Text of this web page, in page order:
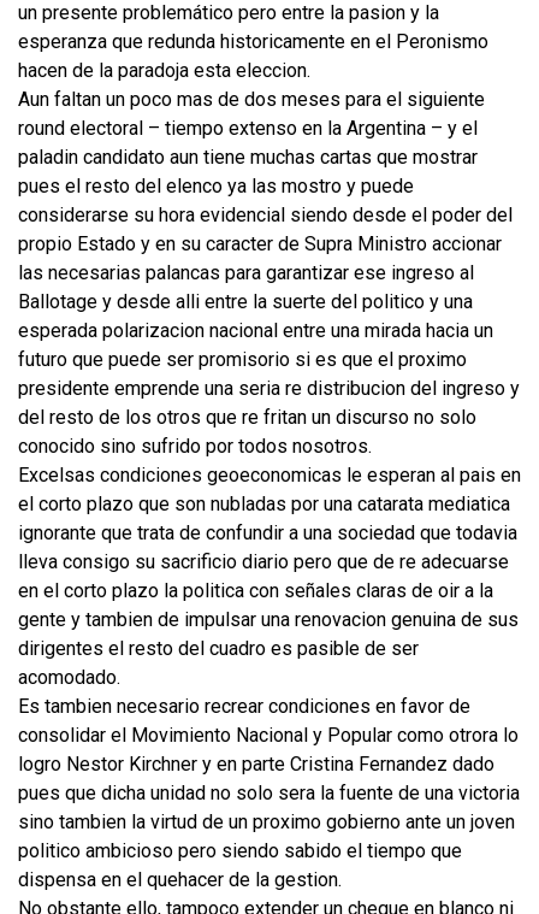
un presente problemático pero entre la pasion y la
esperanza que redunda historicamente en el Peronismo
hacen de la paradoja esta eleccion.
Aun faltan un poco mas de dos meses para el siguiente
round electoral – tiempo extenso en la Argentina – y el
paladin candidato aun tiene muchas cartas que mostrar
pues el resto del elenco ya las mostro y puede
considerarse su hora evidencial siendo desde el poder del
propio Estado y en su caracter de Supra Ministro accionar
las necesarias palancas para garantizar ese ingreso al
Ballotage y desde alli entre la suerte del politico y una
esperada polarizacion nacional entre una mirada hacia un
futuro que puede ser promisorio si es que el proximo
presidente emprende una seria re distribucion del ingreso y
del resto de los otros que re fritan un discurso no solo
conocido sino sufrido por todos nosotros.
Excelsas condiciones geoeconomicas le esperan al pais en
el corto plazo que son nubladas por una catarata mediatica
ignorante que trata de confundir a una sociedad que todavia
lleva consigo su sacrificio diario pero que de re adecuarse
en el corto plazo la politica con señales claras de oir a la
gente y tambien de impulsar una renovacion genuina de sus
dirigentes el resto del cuadro es pasible de ser
acomodado.
Es tambien necesario recrear condiciones en favor de
consolidar el Movimiento Nacional y Popular como otrora lo
logro Nestor Kirchner y en parte Cristina Fernandez dado
pues que dicha unidad no solo sera la fuente de una victoria
sino tambien la virtud de un proximo gobierno ante un joven
politico ambicioso pero siendo sabido el tiempo que
dispensa en el quehacer de la gestion.
No obstante ello, tampoco extender un cheque en blanco ni